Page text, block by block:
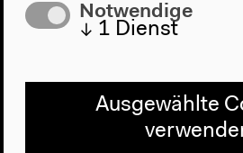
Sonntag
10–12.30h
Notwendige
↓ 1 Dienst
Ausgewählte